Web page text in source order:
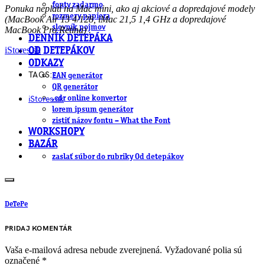
fonty zadarmo
rozmery papiera
slovník pojmov
DENNÍK DETEPÁKA
OD DETEPÁKOV
ODKAZY
EAN generátor
QR generátor
.cdr online konvertor
lorem ipsum generátor
zistiť názov fontu – What the Font
WORKSHOPY
BAZÁR
zaslať súbor do rubriky Od detepákov
Ponuka neplatí na Mac mini, ako aj akciové a dopredajové modely
(MacBook Air 13 4/128, iMac 21,5 1,4 GHz a dopredajové
MacBook Pro Retina) .
iStores.sk
TAGS:
iStores.sk
DeTePe
PRIDAJ KOMENTÁR
Vaša e-mailová adresa nebude zverejnená. Vyžadované polia sú
označené *